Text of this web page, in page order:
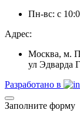
Пн-вс: с
Адрес:
Москва, м.
ул Эдварда
Разработано в
Заполните форму